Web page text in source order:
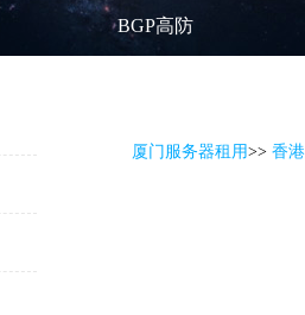
BGP高防
厦门服务器租用>> 香